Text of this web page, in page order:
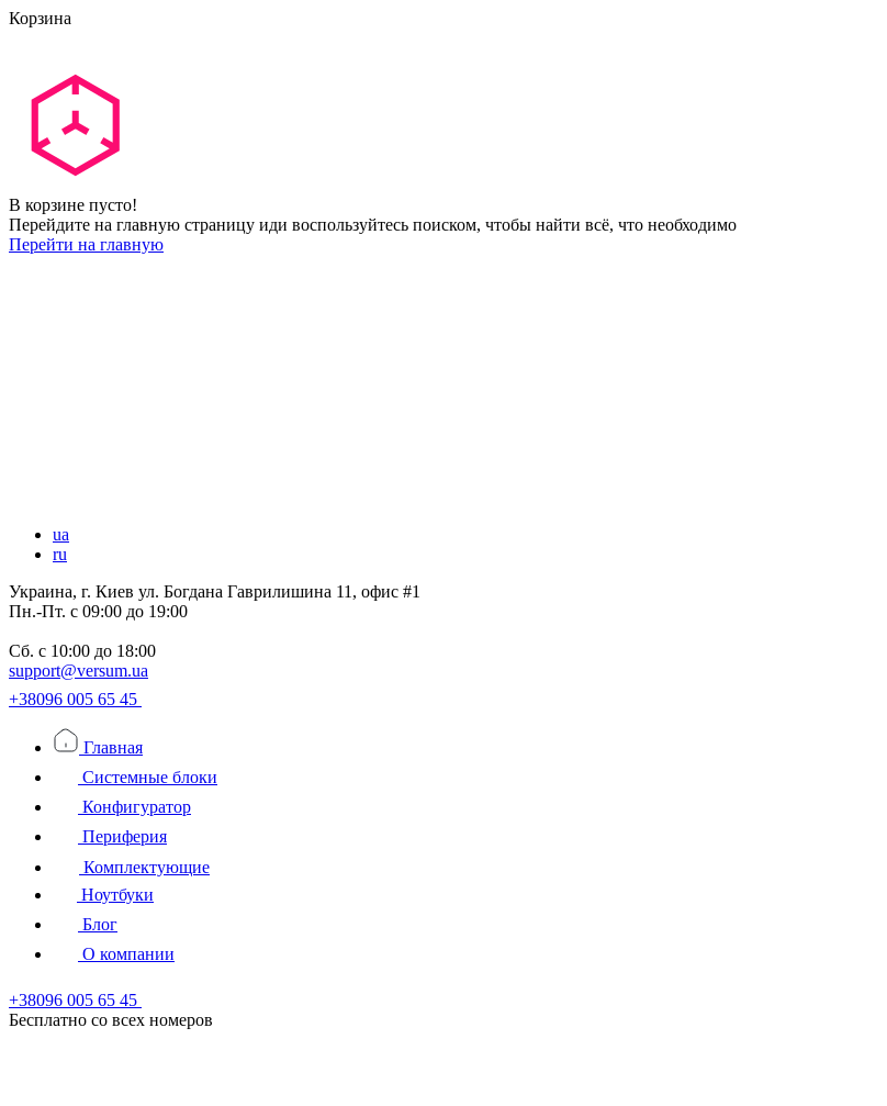
Корзина
В корзине пусто!
Перейдите на главную страницу иди воспользуйтесь поиском, чтобы найти всё, что необходимо
Перейти на главную
ua
ru
Украина, г. Киев ул. Богдана Гаврилишина 11, офис #1
Пн.-Пт. с 09:00 до 19:00
Сб. с 10:00 до 18:00
support@versum.ua
+38096 005 65 45
Главная
Системные блоки
Конфигуратор
Периферия
Комплектующие
Ноутбуки
Блог
О компании
+38096 005 65 45
Бесплатно со всех номеров